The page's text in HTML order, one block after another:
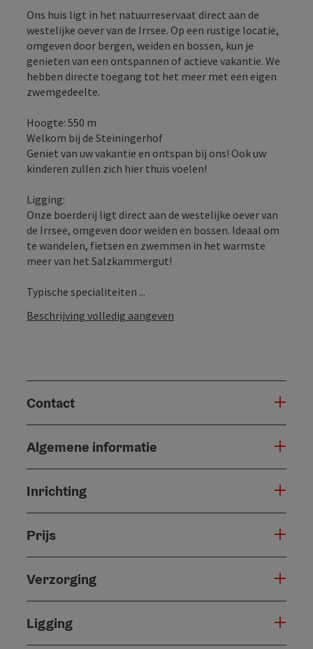
Ons huis ligt in het natuurreservaat direct aan de
westelijke oever van de Irrsee. Op een rustige locatie,
omgeven door bergen, weiden en bossen, kun je
genieten van een ontspannen of actieve vakantie. We
hebben directe toegang tot het meer met een eigen
zwemgedeelte.
Hoogte: 550 m
Welkom bij de Steiningerhof
Geniet van uw vakantie en ontspan bij ons! Ook uw
kinderen zullen zich hier thuis voelen!
Ligging:
Onze boerderij ligt direct aan de westelijke oever van
de Irrsee, omgeven door weiden en bossen. Ideaal om
te wandelen, fietsen en zwemmen in het warmste
meer van het Salzkammergut!
Typische specialiteiten ...
Beschrijving volledig aangeven
Contact
Algemene informatie
Inrichting
Prijs
Verzorging
Ligging